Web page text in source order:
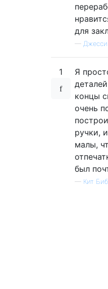
для
—
1
Я
концы
очень
ручки,
малы,
был
— Кит